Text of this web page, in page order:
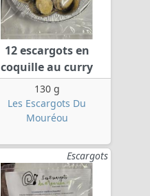
12 escargots en
coquille au curry
130 g
Les Escargots Du
Mouréou
Escargots